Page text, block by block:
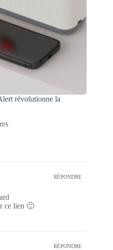
révolutionne la
RÉPONDRE
ce lien 🙂
RÉPONDRE